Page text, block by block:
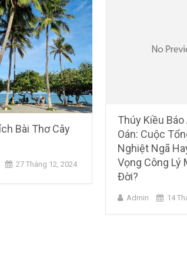
Bài Thơ Cây
27 Tháng 12, 2024
Thúy Kiều Báo
Oán: Cuộc
Nghiệt Ngã
Vọng Công Lý
Đời?
Admin 14